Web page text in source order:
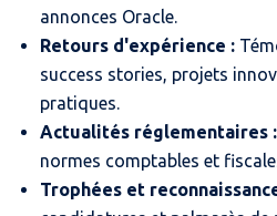
annonces Oracle.
Retours d'expérience :
success stories, projets
pratiques.
Actualités réglementaires :
normes comptables et
Trophées et